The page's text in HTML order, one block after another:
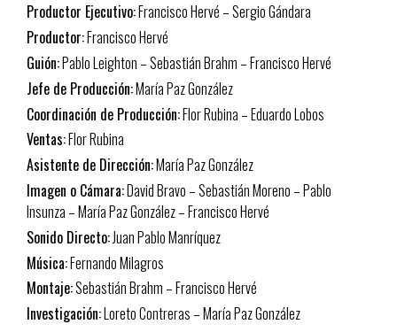
Productor Ejecutivo:Francisco Hervé – Sergio Gándara
Productor:Francisco Hervé
Guión:Pablo Leighton – Sebastián Brahm – Francisco Hervé
Jefe de Producción:María Paz González
Coordinación de Producción:Flor Rubina – Eduardo Lobos
Ventas:Flor Rubina
Asistente de Dirección:María Paz González
Imagen o Cámara:David Bravo – Sebastián Moreno – Pablo
Insunza – María Paz González – Francisco Hervé
Sonido Directo:Juan Pablo Manríquez
Música:Fernando Milagros
Montaje:Sebastián Brahm – Francisco Hervé
Investigación:Loreto Contreras – María Paz González